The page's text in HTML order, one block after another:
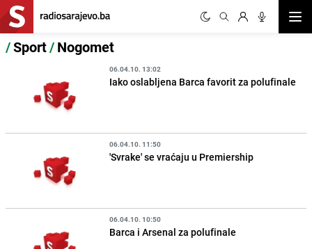
/Sport/Nogomet
06.04.10. 13:02
Iako oslabljena Barca favorit za polufinale
06.04.10. 11:50
'Svrake' se vraćaju u Premiership
06.04.10. 10:50
Barca i Arsenal za polufinale